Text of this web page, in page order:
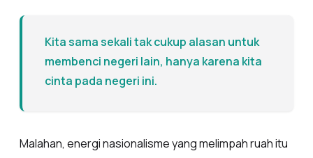
Kita sama sekali tak cukup alasan untuk
membenci negeri lain, hanya karena kita
cinta pada negeri ini.
Malahan, energi nasionalisme yang melimpah ruah itu